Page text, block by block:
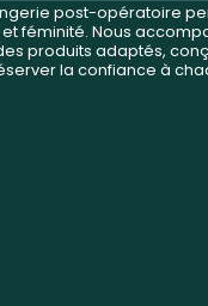
post-opératoire
féminité. Nous
produits adaptés,
la confiance à